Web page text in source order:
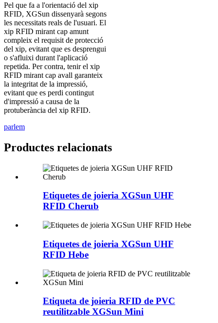
Pel que fa a l'orientació del xip
RFID, XGSun dissenyarà segons
les necessitats reals de l'usuari. El
xip RFID mirant cap amunt
compleix el requisit de protecció
del xip, evitant que es desprengui
o s'afluixi durant l'aplicació
repetida. Per contra, tenir el xip
RFID mirant cap avall garanteix
la integritat de la impressió,
evitant que es perdi contingut
d'impressió a causa de la
protuberància del xip RFID.
parlem
Productes relacionats
Etiquetes de joieria XGSun UHF
RFID Cherub
Etiquetes de joieria XGSun UHF
RFID Hebe
Etiqueta de joieria RFID de PVC
reutilitzable XGSun Mini